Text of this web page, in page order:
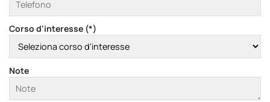
Corso d'interesse (*)
Note